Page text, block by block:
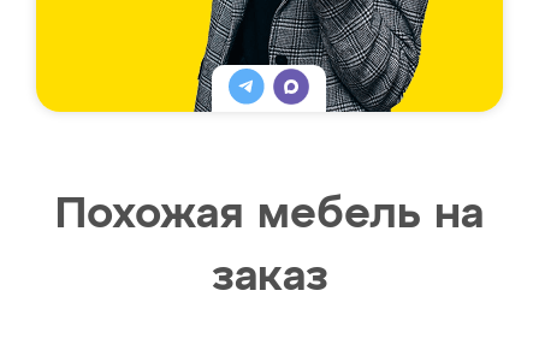
Похожая мебель на
заказ